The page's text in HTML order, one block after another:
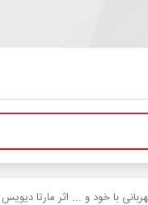
با خود و ... اثر مارتا